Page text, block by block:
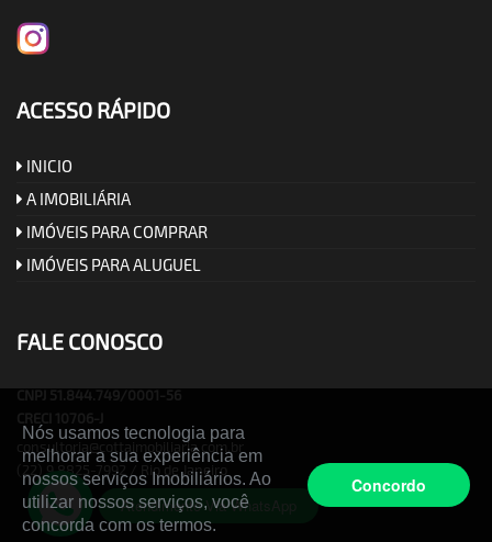
ACESSO RÁPIDO
INICIO
A IMOBILIÁRIA
IMÓVEIS PARA COMPRAR
IMÓVEIS PARA ALUGUEL
FALE CONOSCO
consultoria@cottaimobiliaria.com.br
(22) 9 8825-7992 / Rio de Janeiro
Nós usamos tecnologia para
melhorar a sua experiência em
nossos serviços Imobiliários. Ao
utilizar nossos serviços, você
concorda com os termos.
Concordo
Atendimento Via WhatsApp